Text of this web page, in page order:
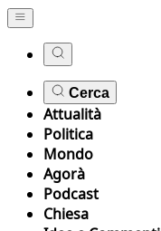
Cerca
Attualità
Politica
Mondo
Agorà
Podcast
Chiesa